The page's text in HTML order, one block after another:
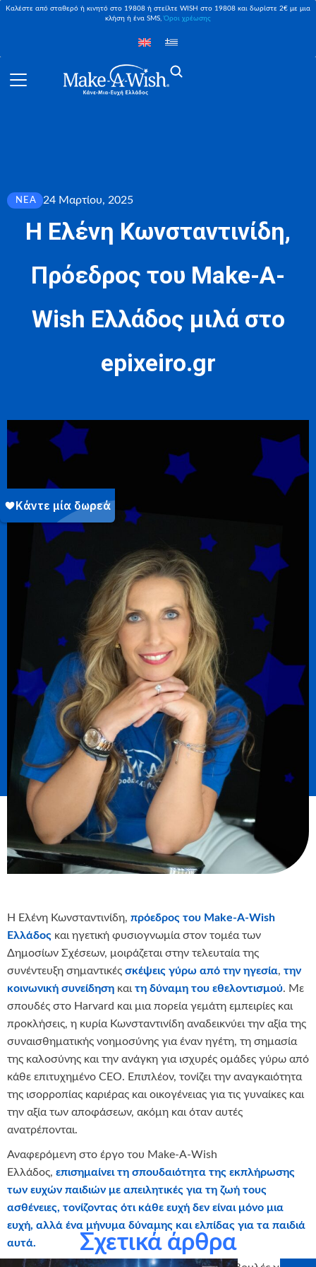
Καλέστε από σταθερό ή κινητό στο 19808 ή στείλτε WISH στο 19808 και δωρίστε 2€ με μια
κλήση ή ένα SMS,Όροι χρέωσης
ΝΈΑ 24 Μαρτίου, 2025
Η Ελένη Κωνσταντινίδη,
Πρόεδρος του Make-A-
Wish Ελλάδος μιλά στο
epixeiro.gr
Η Ελένη Κωνσταντινίδη, πρόεδρος του Make-A-Wish
Ελλάδος και ηγετική φυσιογνωμία στον τομέα των
Δημοσίων Σχέσεων, μοιράζεται στην τελευταία της
συνέντευξη σημαντικές σκέψεις γύρω από την ηγεσία, την
κοινωνική συνείδηση και τη δύναμη του εθελοντισμού. Με
σπουδές στο Harvard και μια πορεία γεμάτη εμπειρίες και
προκλήσεις, η κυρία Κωνσταντινίδη αναδεικνύει την αξία της
συναισθηματικής νοημοσύνης για έναν ηγέτη, τη σημασία
της καλοσύνης και την ανάγκη για ισχυρές ομάδες γύρω από
κάθε επιτυχημένο CEO. Επιπλέον, τονίζει την αναγκαιότητα
της ισορροπίας καριέρας και οικογένειας για τις γυναίκες και
την αξία των αποφάσεων, ακόμη και όταν αυτές
ανατρέπονται.
Αναφερόμενη στο έργο του Make-A-Wish
Ελλάδος, επισημαίνει τη σπουδαιότητα της εκπλήρωσης
των ευχών παιδιών με απειλητικές για τη ζωή τους
ασθένειες, τονίζοντας ότι κάθε ευχή δεν είναι μόνο μια
ευχή, αλλά ένα μήνυμα δύναμης και ελπίδας για τα παιδιά
αυτά.
Σχετικά άρθρα